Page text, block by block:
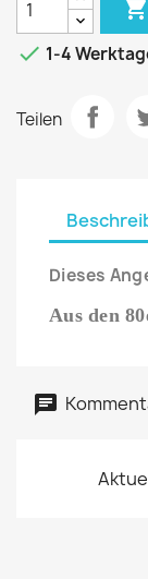

 1-4
Teilen
Dieses
Aus den